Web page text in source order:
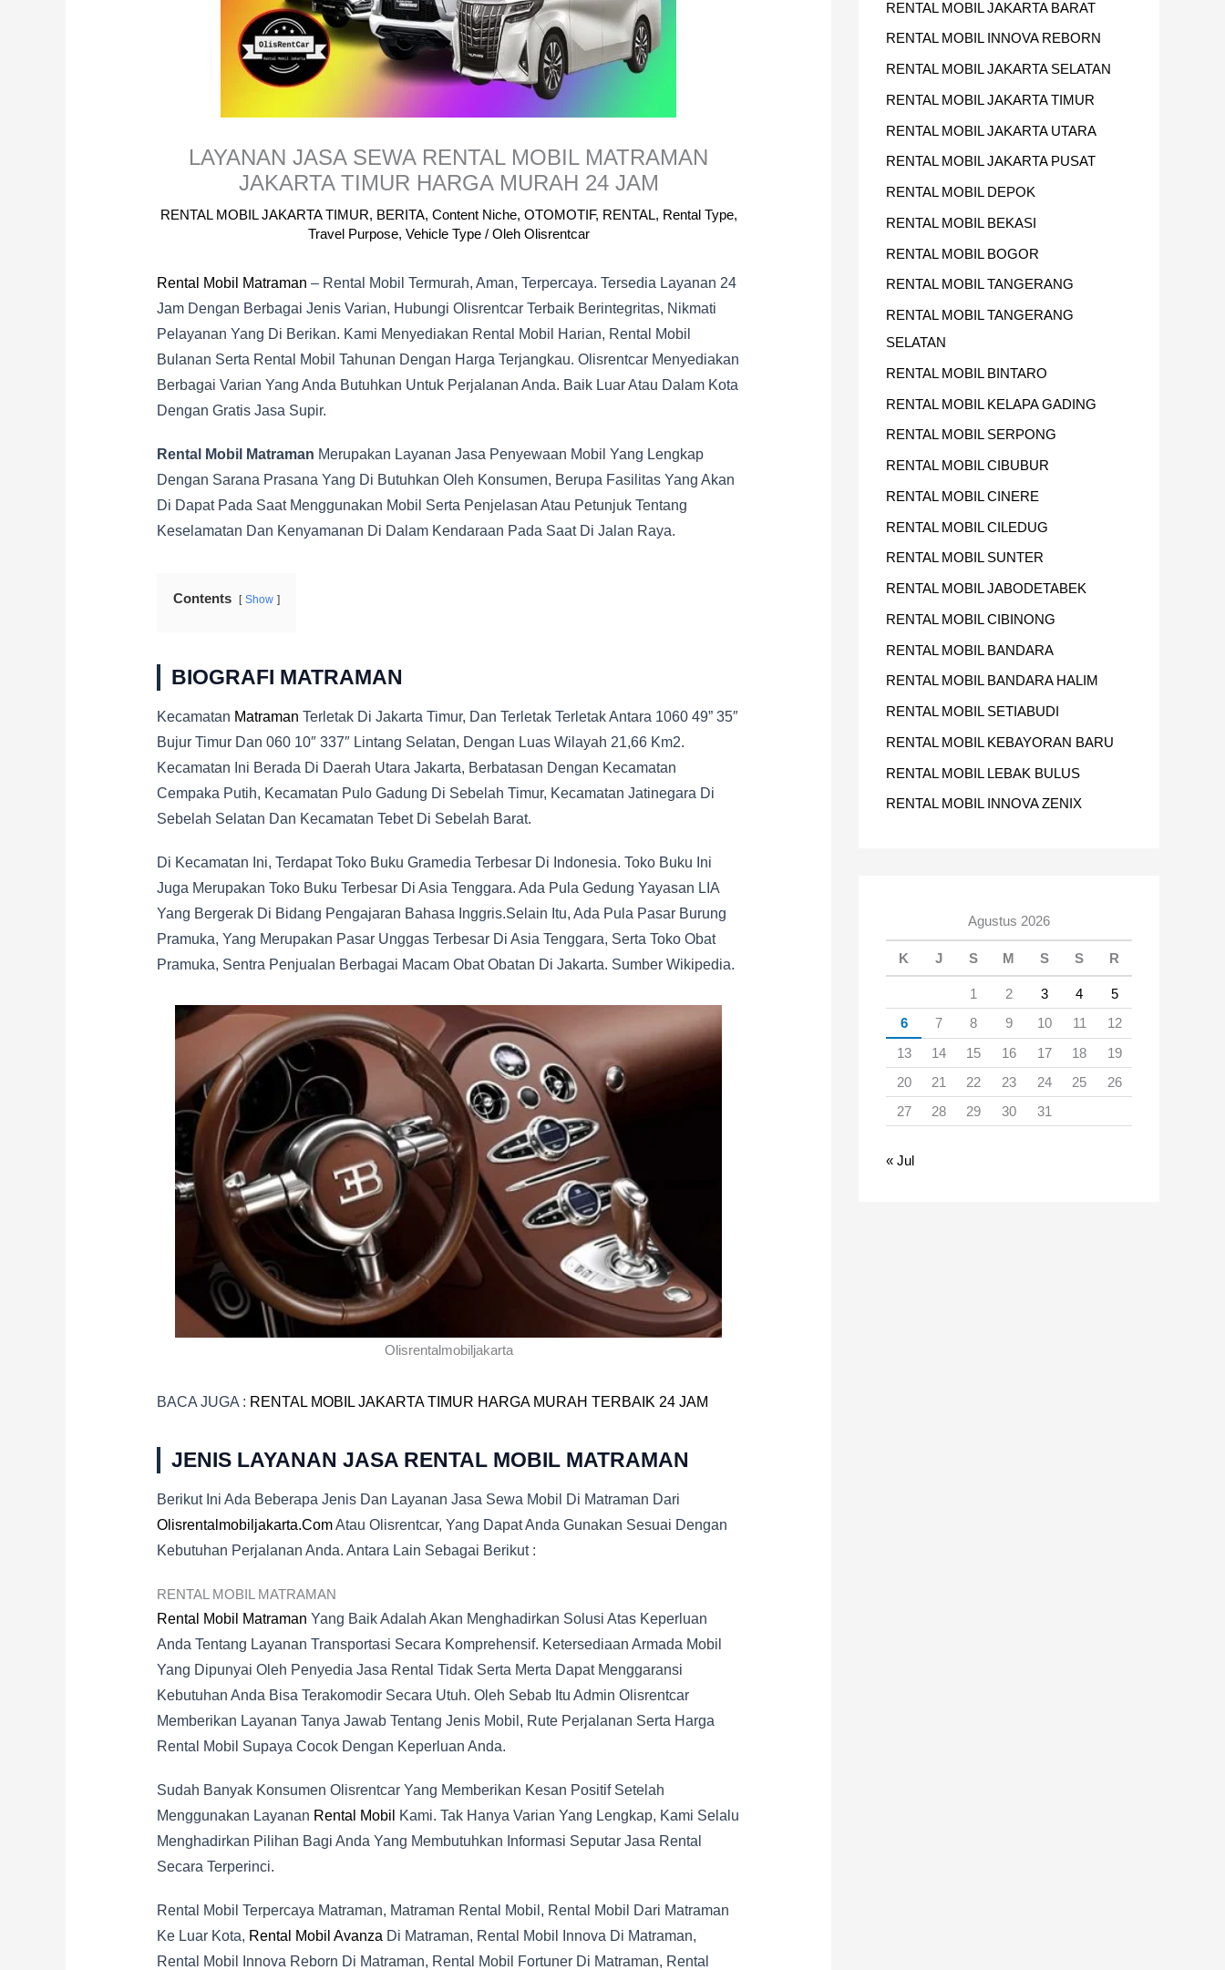
LAYANAN JASA SEWA RENTAL MOBIL MATRAMAN
JAKARTA TIMUR HARGA MURAH 24 JAM
RENTAL MOBIL JAKARTA TIMUR, BERITA, Content Niche, OTOMOTIF, RENTAL, Rental Type,
Travel Purpose, Vehicle Type/ Oleh Olisrentcar
Rental Mobil Matraman – Rental Mobil Termurah, Aman, Terpercaya. Tersedia Layanan 24
Jam Dengan Berbagai Jenis Varian, Hubungi Olisrentcar Terbaik Berintegritas, Nikmati
Pelayanan Yang Di Berikan. Kami Menyediakan Rental Mobil Harian, Rental Mobil
Bulanan Serta Rental Mobil Tahunan Dengan Harga Terjangkau. Olisrentcar Menyediakan
Berbagai Varian Yang Anda Butuhkan Untuk Perjalanan Anda. Baik Luar Atau Dalam Kota
Dengan Gratis Jasa Supir.
Rental Mobil Matraman Merupakan Layanan Jasa Penyewaan Mobil Yang Lengkap
Dengan Sarana Prasana Yang Di Butuhkan Oleh Konsumen, Berupa Fasilitas Yang Akan
Di Dapat Pada Saat Menggunakan Mobil Serta Penjelasan Atau Petunjuk Tentang
Keselamatan Dan Kenyamanan Di Dalam Kendaraan Pada Saat Di Jalan Raya.
Contents Show
BIOGRAFI MATRAMAN
Kecamatan Matraman Terletak Di Jakarta Timur, Dan Terletak Terletak Antara 1060 49” 35″
Bujur Timur Dan 060 10″ 337″ Lintang Selatan, Dengan Luas Wilayah 21,66 Km2.
Kecamatan Ini Berada Di Daerah Utara Jakarta, Berbatasan Dengan Kecamatan
Cempaka Putih, Kecamatan Pulo Gadung Di Sebelah Timur, Kecamatan Jatinegara Di
Sebelah Selatan Dan Kecamatan Tebet Di Sebelah Barat.
Di Kecamatan Ini, Terdapat Toko Buku Gramedia Terbesar Di Indonesia. Toko Buku Ini
Juga Merupakan Toko Buku Terbesar Di Asia Tenggara. Ada Pula Gedung Yayasan LIA
Yang Bergerak Di Bidang Pengajaran Bahasa Inggris.Selain Itu, Ada Pula Pasar Burung
Pramuka, Yang Merupakan Pasar Unggas Terbesar Di Asia Tenggara, Serta Toko Obat
Pramuka, Sentra Penjualan Berbagai Macam Obat Obatan Di Jakarta. Sumber Wikipedia.
Olisrentalmobiljakarta
BACA JUGA : RENTAL MOBIL JAKARTA TIMUR HARGA MURAH TERBAIK 24 JAM
JENIS LAYANAN JASA RENTAL MOBIL MATRAMAN
Berikut Ini Ada Beberapa Jenis Dan Layanan Jasa Sewa Mobil Di Matraman Dari
Olisrentalmobiljakarta.comAtau Olisrentcar, Yang Dapat Anda Gunakan Sesuai Dengan
Kebutuhan Perjalanan Anda. Antara Lain Sebagai Berikut :
RENTAL MOBIL MATRAMAN
Rental Mobil Matraman Yang Baik Adalah Akan Menghadirkan Solusi Atas Keperluan
Anda Tentang Layanan Transportasi Secara Komprehensif. Ketersediaan Armada Mobil
Yang Dipunyai Oleh Penyedia Jasa Rental Tidak Serta Merta Dapat Menggaransi
Kebutuhan Anda Bisa Terakomodir Secara Utuh. Oleh Sebab Itu Admin Olisrentcar
Memberikan Layanan Tanya Jawab Tentang Jenis Mobil, Rute Perjalanan Serta Harga
Rental Mobil Supaya Cocok Dengan Keperluan Anda.
Sudah Banyak Konsumen Olisrentcar Yang Memberikan Kesan Positif Setelah
Menggunakan Layanan Rental Mobil
Kami. Tak Hanya Varian Yang Lengkap, Kami Selalu
Menghadirkan Pilihan Bagi Anda Yang Membutuhkan Informasi Seputar Jasa Rental
Secara Terperinci.
Rental Mobil Terpercaya Matraman, Matraman Rental Mobil, Rental Mobil Dari Matraman
Ke Luar Kota, Rental Mobil Avanza Di Matraman, Rental Mobil Innova Di Matraman,
Rental Mobil Innova Reborn Di Matraman, Rental Mobil Fortuner Di Matraman, Rental
RENTAL MOBIL JAKARTA BARAT
RENTAL MOBIL INNOVA REBORN
RENTAL MOBIL JAKARTA SELATAN
RENTAL MOBIL JAKARTA TIMUR
RENTAL MOBIL JAKARTA UTARA
RENTAL MOBIL JAKARTA PUSAT
RENTAL MOBIL DEPOK
RENTAL MOBIL BEKASI
RENTAL MOBIL BOGOR
RENTAL MOBIL TANGERANG
RENTAL MOBIL TANGERANG
SELATAN
RENTAL MOBIL BINTARO
RENTAL MOBIL KELAPA GADING
RENTAL MOBIL SERPONG
RENTAL MOBIL CIBUBUR
RENTAL MOBIL CINERE
RENTAL MOBIL CILEDUG
RENTAL MOBIL SUNTER
RENTAL MOBIL JABODETABEK
RENTAL MOBIL CIBINONG
RENTAL MOBIL BANDARA
RENTAL MOBIL BANDARA HALIM
RENTAL MOBIL SETIABUDI
RENTAL MOBIL KEBAYORAN BARU
RENTAL MOBIL LEBAK BULUS
RENTAL MOBIL INNOVA ZENIX
Agustus 2026
K J S M S S R
1 2 3 4
5
6
7 8 9 10 11
12
13
14 15 16 17 18
19
20
21 22 23 24 25
26
27
28 29 30 31
« Jul